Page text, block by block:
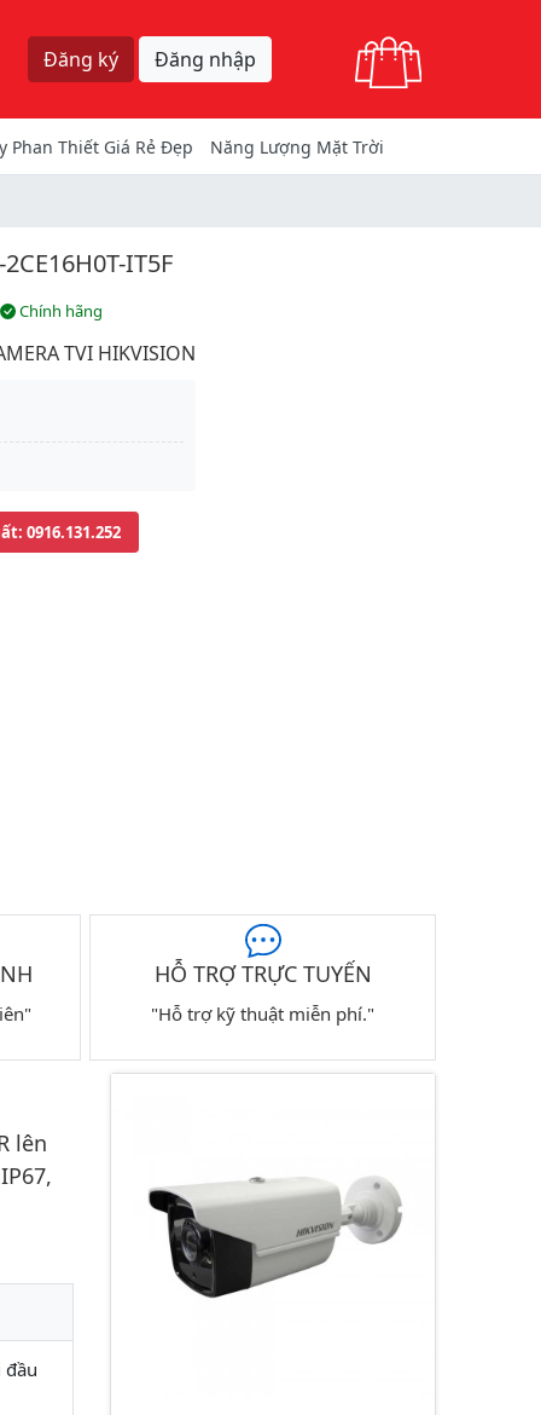
Đăng ký Đăng nhập
Phan Thiết Giá Rẻ Đẹp Năng Lượng Mặt Trời
IT5F
Chính hãng
TVI HIKVISION
: 0916.131.252
HỖ TRỢ TRỰC TUYẾN
"Hỗ trợ kỹ thuật miễn phí."
lên
đầu